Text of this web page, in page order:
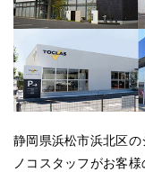
静岡県浜松市浜北区
ノコスタッフがお客